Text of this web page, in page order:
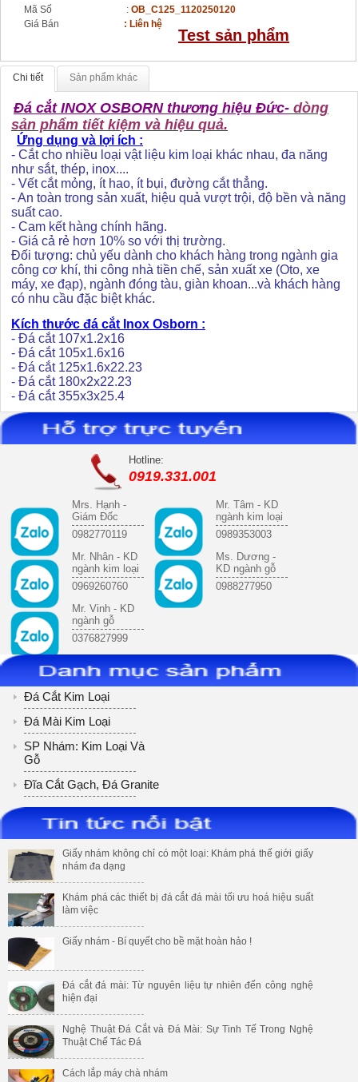
Hotline:
0919.331.001
Mrs. Hạnh -
Giám Đốc
0982770119
Mr. Tâm - KD
ngành kim loại
0989353003
Mr. Nhân - KD
ngành kim loại
0969260760
Ms. Dương -
KD ngành gỗ
0988277950
Mr. Vinh - KD
ngành gỗ
0376827999
Đá Cắt Kim Loại
Đá Mài Kim Loại
SP Nhám: Kim Loại Và
Gỗ
Đĩa Cắt Gạch, Đá Granite
Giấy nhám không chỉ có một loại: Khám phá thế giới giấy
nhám đa dạng
Khám phá các thiết bị đá cắt đá mài tối ưu hoá hiệu suất
làm việc
Giấy nhám - Bí quyết cho bề mặt hoàn hảo !
Đá cắt đá mài: Từ nguyên liệu tự nhiên đến công nghệ
hiện đại
Nghệ Thuật Đá Cắt và Đá Mài: Sự Tinh Tế Trong Nghệ
Thuật Chế Tác Đá
Cách lắp máy chà nhám
Mã Số :OB_C125_1120250120
Giá Bán : Liên hệ
Test sản phẩm
Chi tiết Sản phẩm khác
Đá cắt INOX OSBORN thương hiệu Đức- dòng
sản phẩm tiết kiệm và hiệu quả.
Ứng dụng và lợi ích :
- Cắt cho nhiều loại vật liệu kim loại khác nhau, đa năng
như sắt, thép, inox....
- Vết cắt mỏng, ít hao, ít bụi, đường cắt thẳng.
- An toàn trong sản xuất, hiệu quả vượt trội, độ bền và năng
suất cao.
- Cam kết hàng chính hãng.
- Giá cả rẻ hơn 10% so với thị trường.
Đối tượng: chủ yếu dành cho khách hàng trong ngành gia
công cơ khí, thi công nhà tiền chế, sản xuất xe (Oto, xe
máy, xe đạp), ngành đóng tàu, giàn khoan...và khách hàng
có nhu cầu đặc biệt khác.
Kích thước đá cắt Inox Osborn :
- Đá cắt 107x1.2x16
- Đá cắt 105x1.6x16
- Đá cắt 125x1.6x22.23
- Đá cắt 180x2x22.23
- Đá cắt 355x3x25.4